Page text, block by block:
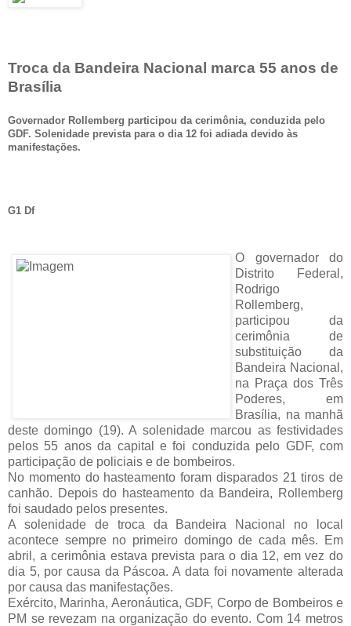
Troca da Bandeira Nacional marca 55 anos de
Brasília
Governador Rollemberg participou da cerimônia, conduzida pelo
GDF. Solenidade prevista para o dia 12 foi adiada devido às
manifestações.
G1 Df
O governador do
Distrito Federal,
Rodrigo
Rollemberg,
participou da
cerimônia de
substituição da
Bandeira Nacional,
na Praça dos Três
Poderes, em
Brasília, na manhã
deste domingo (19). A solenidade marcou as festividades
pelos 55 anos da capital e foi conduzida pelo GDF, com
participação de policiais e de bombeiros.
No momento do hasteamento foram disparados 21 tiros de
canhão. Depois do hasteamento da Bandeira, Rollemberg
foi saudado pelos presentes.
A solenidade de troca da Bandeira Nacional no local
acontece sempre no primeiro domingo de cada mês. Em
abril, a cerimônia estava prevista para o dia 12, em vez do
dia 5, por causa da Páscoa. A data foi novamente alterada
por causa das manifestações.
Exército, Marinha, Aeronáutica, GDF, Corpo de Bombeiros e
PM se revezam na organização do evento. Com 14 metros